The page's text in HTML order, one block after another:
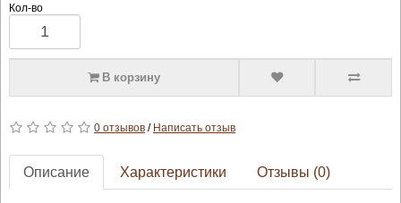
Кол-во
В корзину
0 отзывов/ Написать отзыв
Описание Характеристики Отзывы (0)